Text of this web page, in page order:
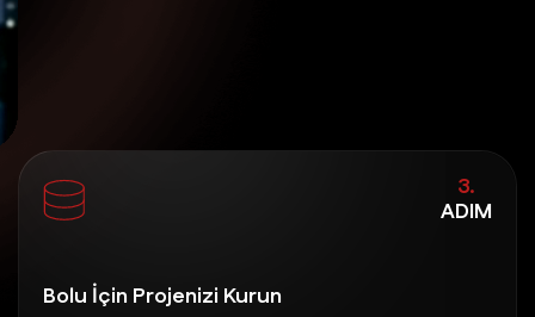
3.
ADIM
Bolu İçin Projenizi Kurun